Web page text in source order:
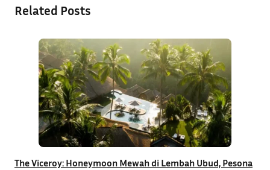
Related Posts
The Viceroy: Honeymoon Mewah di Lembah Ubud, Pesona